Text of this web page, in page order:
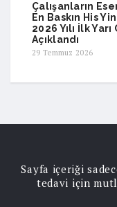
Çalışanların
En Baskın His
2026 Yılı İlk
Açıklandı
29 Temmuz 2026
Sayfa içeriği
tedavi için